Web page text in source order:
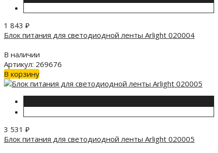
1 843 ₽
Блок питания для светодиодной ленты Arlight 020004
В наличии
Артикул: 269676
В корзину
3 531 ₽
Блок питания для светодиодной ленты Arlight 020005